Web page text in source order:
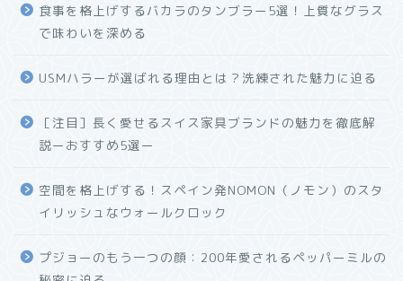
食事を格上げするバカラのタンブラー5選！上質なグラス
で味わいを深める
USMハラーが選ばれる理由とは？洗練された魅力に迫る
［注目］長く愛せるスイス家具ブランドの魅力を徹底解
説ーおすすめ5選ー
空間を格上げする！スペイン発NOMON（ノモン）のスタ
イリッシュなウォールクロック
プジョーのもう一つの顔：200年愛されるペッパーミルの